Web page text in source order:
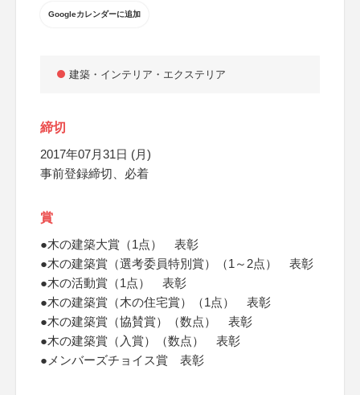
Googleカレンダーに追加
建築・インテリア・エクステリア
締切
2017年07月31日 (月)
事前登録締切、必着
賞
●木の建築大賞（1点） 表彰
●木の建築賞（選考委員特別賞）（1～2点） 表彰
●木の活動賞（1点） 表彰
●木の建築賞（木の住宅賞）（1点） 表彰
●木の建築賞（協賛賞）（数点） 表彰
●木の建築賞（入賞）（数点） 表彰
●メンバーズチョイス賞 表彰